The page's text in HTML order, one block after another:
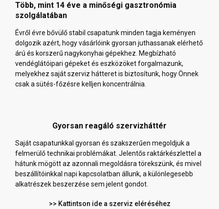
Több, mint 14 éve a minőségi gasztronómia
szolgálatában
Évről évre bővülő stabil csapatunk minden tagja keményen
dolgozik azért, hogy vásárlóink gyorsan juthassanak elérhető
árú és korszerű nagykonyhai gépekhez. Megbízható
vendéglátóipari gépeket és eszközöket forgalmazunk,
melyekhez saját szerviz hátteret is biztosítunk, hogy Önnek
csak a sütés-főzésre kelljen koncentrálnia.
Gyorsan reagáló szervizháttér
Saját csapatunkkal gyorsan és szakszerűen megoldjuk a
felmerülő technikai problémákat. Jelentős raktárkészlettel a
hátunk mögött az azonnali megoldásra törekszünk, és mivel
beszállítóinkkal napi kapcsolatban állunk, a különlegesebb
alkatrészek beszerzése sem jelent gondot.
>> Kattintson ide a szerviz eléréséhez